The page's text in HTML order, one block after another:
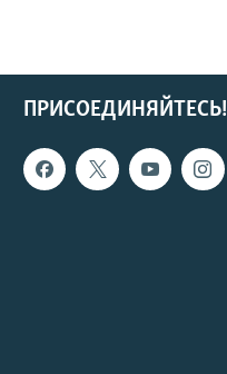
ПРИСОЕДИНЯЙТЕСЬ!